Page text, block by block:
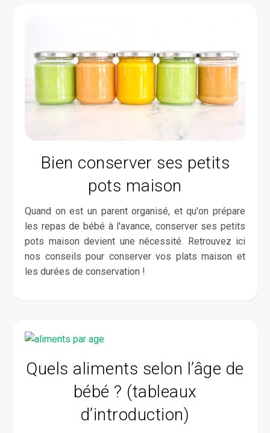
Bien conserver ses petits
pots maison
Quand on est un parent organisé, et qu'on prépare
les repas de bébé à l'avance, conserver ses petits
pots maison devient une nécessité. Retrouvez ici
nos conseils pour conserver vos plats maison et
les durées de conservation !
Quels aliments selon l’âge de
bébé ? (tableaux
d’introduction)